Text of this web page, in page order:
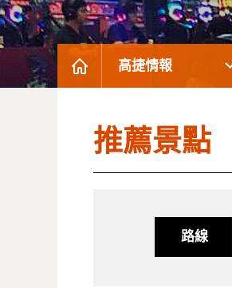
高捷情報
推薦景點
路線